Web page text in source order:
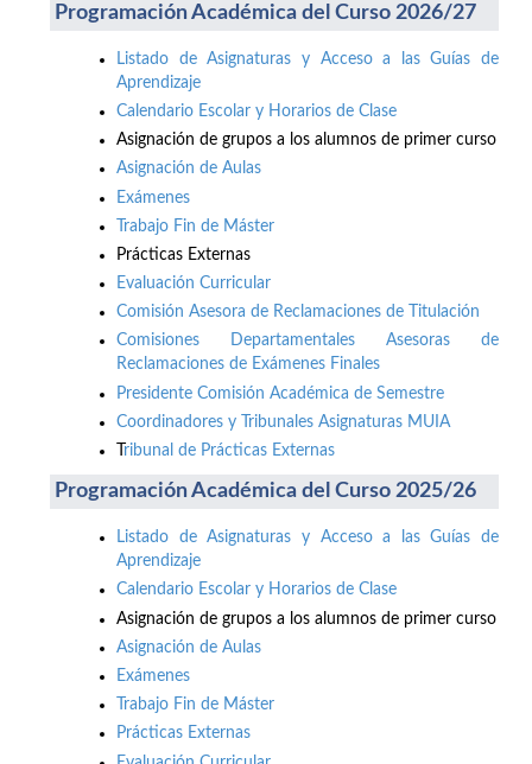
Programación Académica del Curso 2026/27
Listado de Asignaturas y Acceso a las Guías de
Aprendizaje
Calendario Escolar y Horarios de Clase
Asignación de grupos a los alumnos de primer curso
Asignación de Aulas
Exámenes
Trabajo Fin de Máster
Prácticas Externas
Evaluación Curricular
Comisión Asesora de Reclamaciones de Titulación
Comisiones Departamentales Asesoras de
Reclamaciones de Exámenes Finales
Presidente Comisión Académica de Semestre
Coordinadores y Tribunales Asignaturas MUIA
ribunal de Prácticas Externas
Programación Académica del Curso 2025/26
Listado de Asignaturas y Acceso a las Guías de
Aprendizaje
Calendario Escolar y Horarios de Clase
Asignación de grupos a los alumnos de primer curso
Asignación de Aulas
Exámenes
Trabajo Fin de Máster
Prácticas Externas